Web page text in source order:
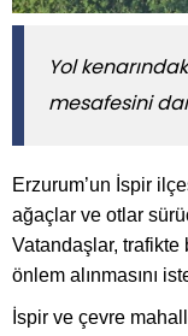
Yol
mesafesini
Erzurum’un İspir
ağaçlar ve otlar
Vatandaşlar, trafikte
önlem alınmasını
İspir ve çevre